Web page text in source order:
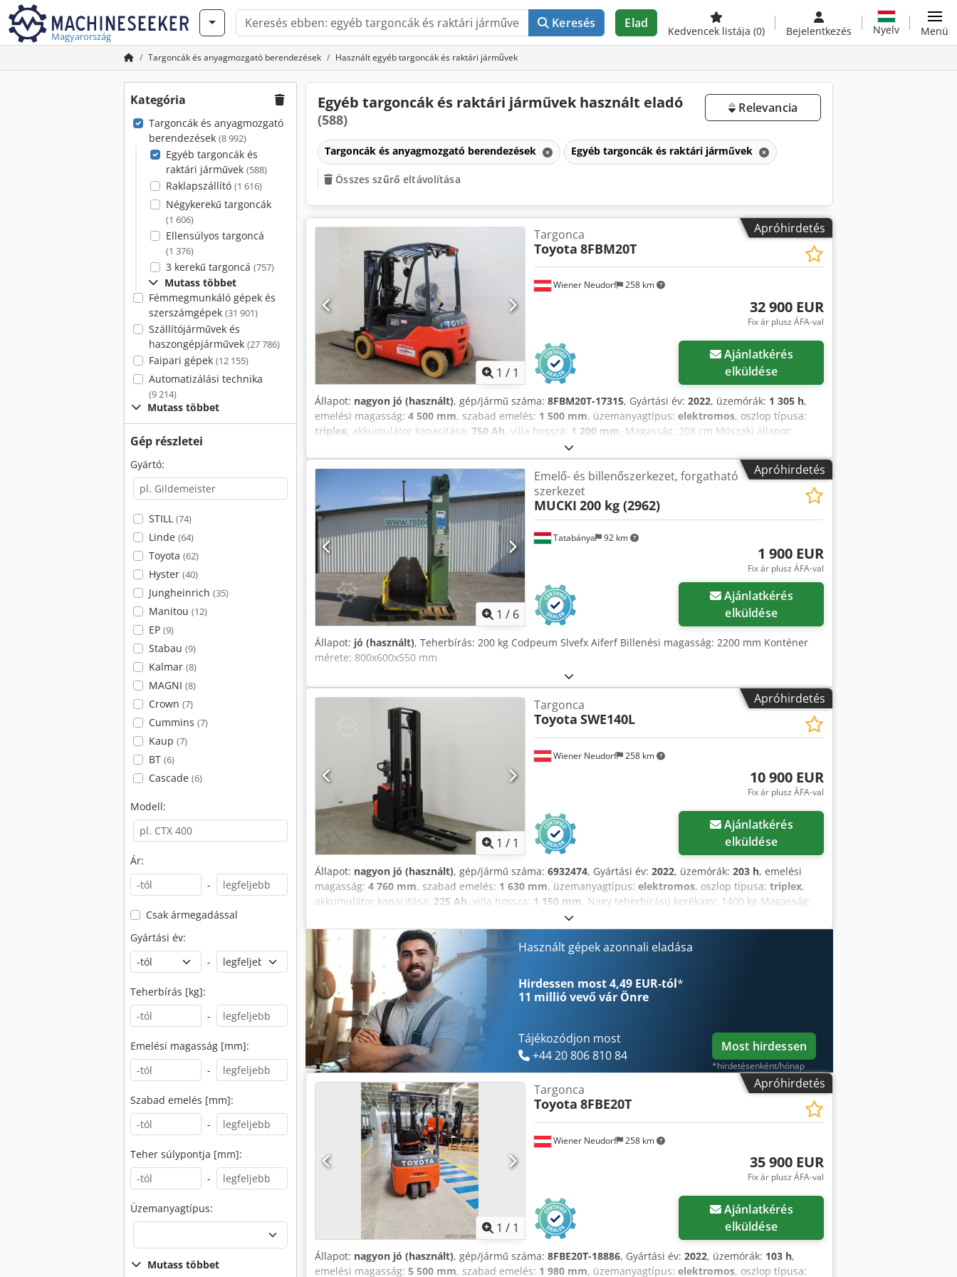
Magyarország
Keresés Elad
Kedvencek listája (0) Bejelentkezés Nyelv Menü
Targoncák és anyagmozgató berendezések Használt egyéb targoncák és raktári járművek
Kategória
Targoncák és anyagmozgató
berendezések (8 992)
Egyéb targoncák és
raktári járművek (588)
Raklapszállító (1 616)
Négykerekű targoncák
(1 606)
Ellensúlyos targoncá
(1 376)
3 kerekű targoncá (757)
Mutass többet
Fémmegmunkáló gépek és
szerszámgépek (31 901)
Szállítójárművek és
haszongépjárművek (27 786)
Faipari gépek (12 155)
Automatizálási technika
(9 214)
Mutass többet
Gép részletei
Gyártó:
STILL (74)
Linde (64)
Toyota (62)
Hyster (40)
Jungheinrich (35)
Manitou (12)
EP (9)
Stabau (9)
Kalmar (8)
MAGNI (8)
Crown (7)
Cummins (7)
Kaup (7)
BT (6)
Cascade (6)
Modell:
Ár:
-
Csak ármegadással
Gyártási év:
-
Teherbírás [kg]:
-
Emelési magasság [mm]:
-
Szabad emelés [mm]:
-
Teher súlypontja [mm]:
-
Üzemanyagtípus:
Mutass többet
Egyéb targoncák és raktári járművek használt eladó
(588)
Relevancia
Targoncák és anyagmozgató berendezések Egyéb targoncák és raktári járművek
Összes szűrő eltávolítása
Apróhirdetés
Kérjen több képet
1 / 1
Wiener Neudorf 258 km
Targonca
Toyota 8FBM20T
32 900 EUR
Fix ár plusz ÁFA-val
Ajánlatkérés
elküldése
Állapot: nagyon jó (használt), gép/jármű száma: 8FBM20T-17315, Gyártási év: 2022, üzemórák: 1 305 h,
emelési magasság: 4 500 mm, szabad emelés: 1 500 mm, üzemanyagtípus: elektromos, oszlop típusa:
triplex, akkumulátor kapacitása: 750 Ah, villa hossza: 1 200 mm, Magasság: 208 cm Műszaki állapot:
nagyon jó Külső állapot: nagyon jó További információkért forduljon az Austria GmbH Toyota Material
Handling céghez. Crodpozihzxsfx Aifof
Apróhirdetés
1 / 6
Tatabánya 92 km
Emelő- és billenőszerkezet, forgatható
szerkezet
MUCKI 200 kg (2962)
1 900 EUR
Fix ár plusz ÁFA-val
Ajánlatkérés
elküldése
Állapot: jó (használt), Teherbírás: 200 kg Codpeum Slvefx Aiferf Billenési magasság: 2200 mm Konténer
mérete: 800x600x550 mm
Apróhirdetés
Kérjen több képet
1 / 1
Wiener Neudorf 258 km
Targonca
Toyota SWE140L
10 900 EUR
Fix ár plusz ÁFA-val
Ajánlatkérés
elküldése
Állapot: nagyon jó (használt), gép/jármű száma: 6932474, Gyártási év: 2022, üzemórák: 203 h, emelési
magasság: 4 760 mm, szabad emelés: 1 630 mm, üzemanyagtípus: elektromos, oszlop típusa: triplex,
akkumulátor kapacitása: 225 Ah, villa hossza: 1 150 mm, Nagy teherbírású kerékagy: 1400 kg Magasság:
222 cm Műszaki állapot: nagyon jó Külső állapot: nagyon jó További információkért forduljon az Austria
GmbH Toyota Material Handling céghez. Cedjzp Dixepfx Aifsrf
Használt gépek azonnali eladása
Hirdessen most 4,49 EUR-tól*
11 millió vevővár Önre
Tájékozódjon most
+44 20 806 810 84
Most hirdessen
*hirdetésenként/hónap
Apróhirdetés
Kérjen több képet
1 / 1
Wiener Neudorf 258 km
Targonca
Toyota 8FBE20T
35 900 EUR
Fix ár plusz ÁFA-val
Ajánlatkérés
elküldése
Állapot: nagyon jó (használt), gép/jármű száma: 8FBE20T-18886, Gyártási év: 2022, üzemórák: 103 h,
emelési magasság: 5 500 mm, szabad emelés: 1 980 mm, üzemanyagtípus: elektromos, oszlop típusa: